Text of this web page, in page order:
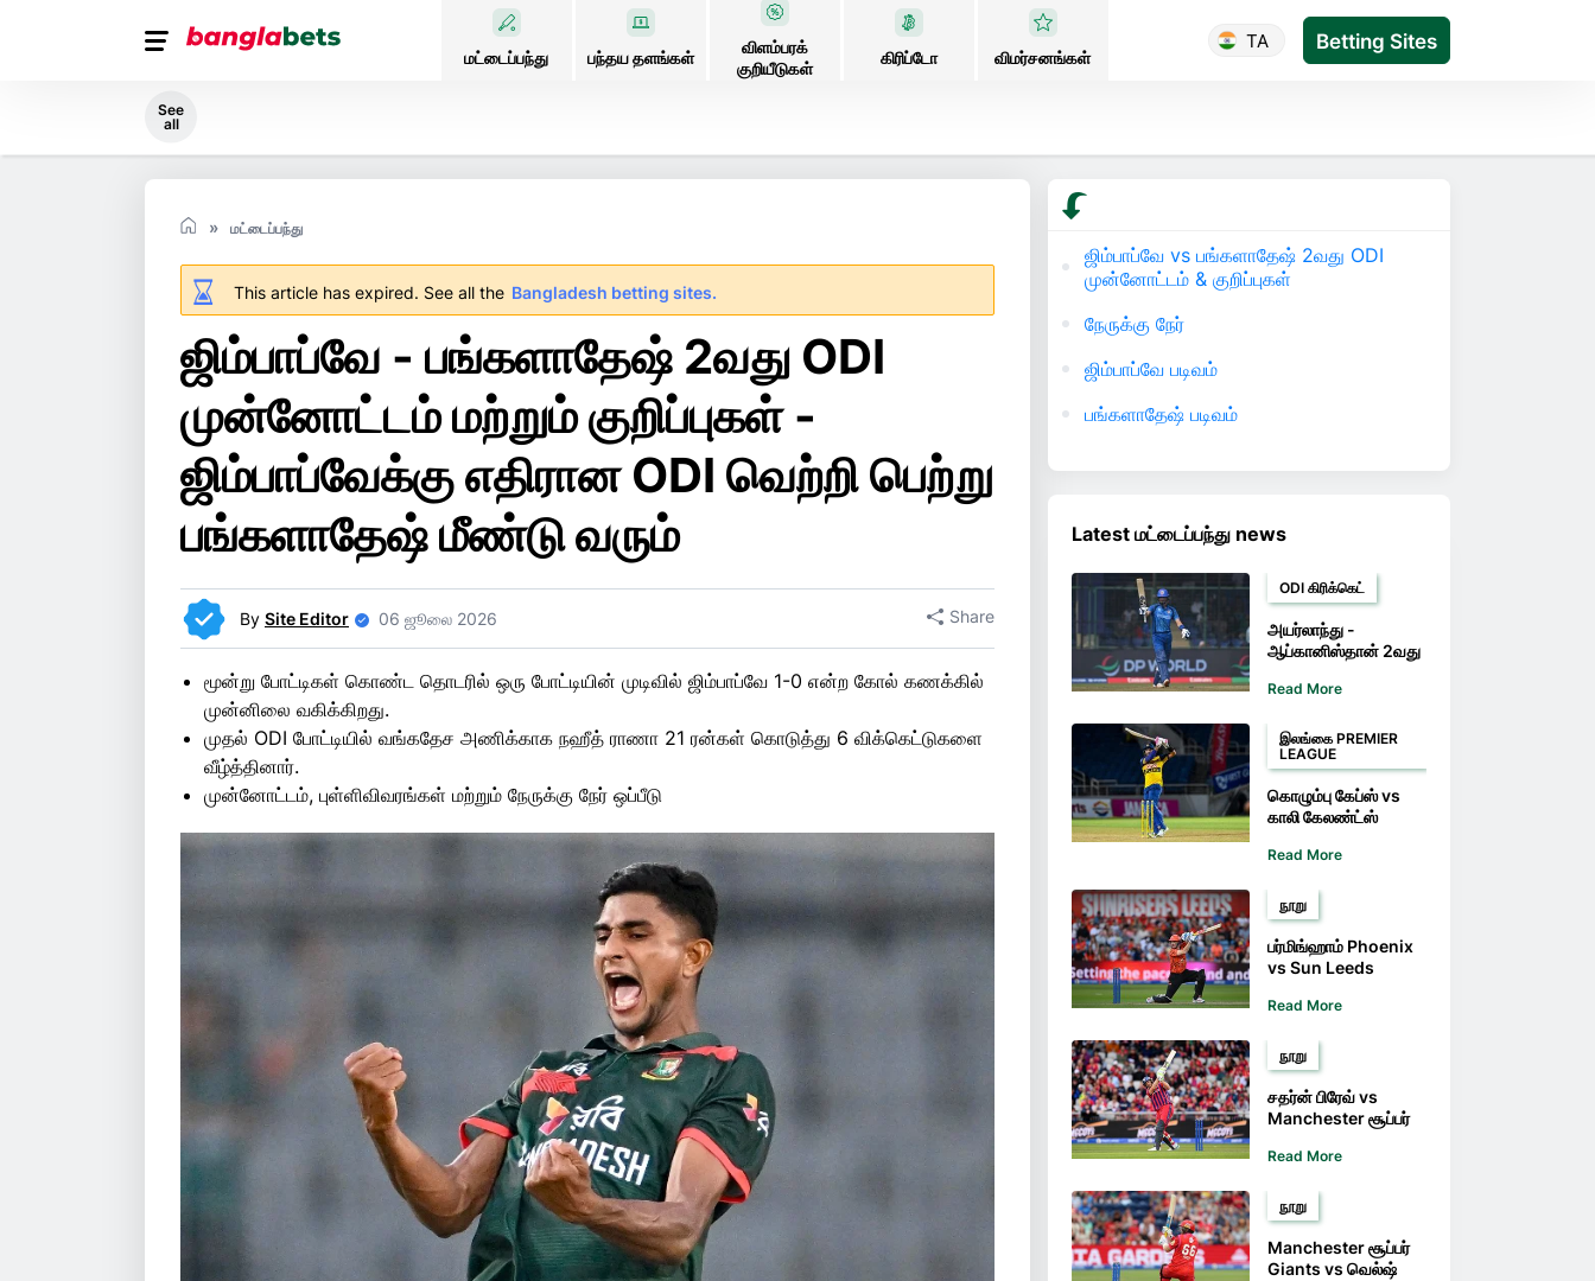
மட்டைப்பந்து பந்தய தளங்கள்
விளம்பரக்
குறியீடுகள்
கிரிப்டோ விமர்சனங்கள்
TA Betting Sites
See
all
மட்டைப்பந்து
This article has expired. See all the Bangladesh betting sites.
ஜிம்பாப்வே - பங்களாதேஷ் 2வது ODI
முன்னோட்டம் மற்றும் குறிப்புகள் -
ஜிம்பாப்வேக்கு எதிரான ODI வெற்றி பெற்று
பங்களாதேஷ் மீண்டு வரும்
By Site Editor 06 ஜூலை 2026 Share
மூன்று போட்டிகள் கொண்ட தொடரில் ஒரு போட்டியின் முடிவில் ஜிம்பாப்வே 1-0 என்ற கோல் கணக்கில்
முன்னிலை வகிக்கிறது.
முதல் ODI போட்டியில் வங்கதேச அணிக்காக நஹீத் ராணா 21 ரன்கள் கொடுத்து 6 விக்கெட்டுகளை
வீழ்த்தினார்.
முன்னோட்டம், புள்ளிவிவரங்கள் மற்றும் நேருக்கு நேர் ஒப்பீடு
ஜிம்பாப்வே vs பங்களாதேஷ் 2வது ODI
முன்னோட்டம் & குறிப்புகள்
நேருக்கு நேர்
ஜிம்பாப்வே படிவம்
பங்களாதேஷ் படிவம்
Latest மட்டைப்பந்து news
ODI கிரிக்கெட்
அயர்லாந்து -
ஆப்கானிஸ்தான் 2வது
மற்றும் குறிப்புகள் -
ODI ஆப்கானிஸ்தான்
வெற்றி பெறும் என
ஆதரவு
Read More
இலங்கை PREMIER
LEAGUE
கொழும்பு கேப்ஸ் vs
காலி கேலண்ட்ஸ்
குறிப்புகள் - எல்பிஎல்
அணி இடம்பிடிக்கும்
Read More
நூறு
பர்மிங்ஹாம் Phoenix
vs Sun Leeds
குறிப்புகள் - மற்றொரு
அணி பிளேஆஃப்
வாய்ப்புகளைத்
தக்கவைக்கும்
Read More
நூறு
சதர்ன் பிரேவ் vs
Manchester சூப்பர்
மற்றும் குறிப்புகள் -
எதிரான முக்கியமான
வெற்றியை சூப்பர்
Giants கைப்பற்றும்
Read More
நூறு
Manchester சூப்பர்
Giants vs வெல்ஷ்